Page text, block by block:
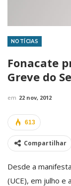
NOTÍCIAS
Fonacate
Greve do
em 22 nov, 2012
613
Compartilhar
Desde a
(UCE), em julho